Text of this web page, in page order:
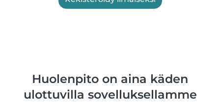
Huolenpito on aina käden
ulottuvilla sovelluksellamme